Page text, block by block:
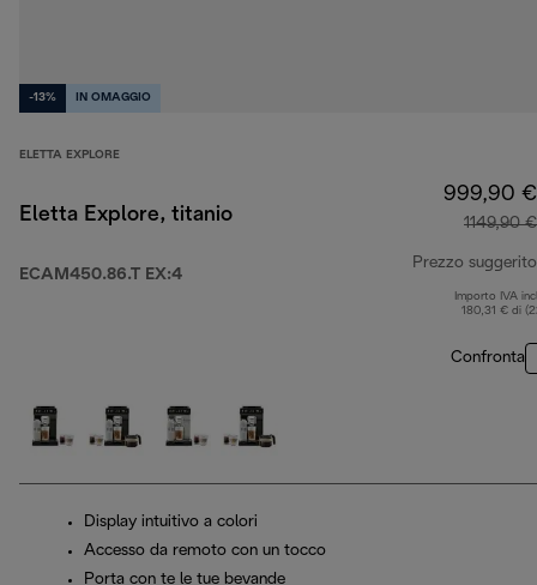
-13% IN OMAGGIO
ELETTA EXPLORE
Eletta Explore, titanio
ECAM450.86.T EX:4
999,90 €
1149,90 €
Prezzo suggerito
Importo IVA
180,31 € di
Confronta
Display intuitivo a colori
Accesso da remoto con un tocco
Porta con te le tue bevande